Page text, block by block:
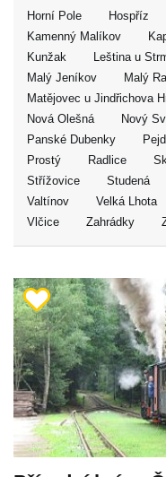
Horní Pole
Hospříz
Kamenný Malíkov
Kunžak
Leština u
Malý Jeníkov
Malý
Matějovec u Jindřichova
Nová Olešná
Nový
Panské Dubenky
Prostý
Radlice
Střížovice
Studená
Valtínov
Velká Lhota
Vlčice
Zahrádky